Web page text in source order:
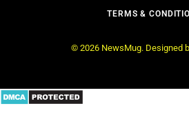
TERMS &
© 2026 NewsMug. Designed